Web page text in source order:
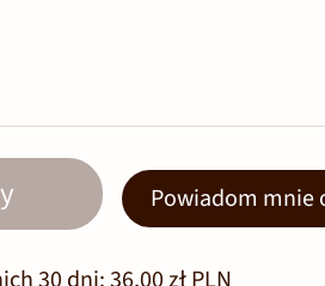
Powiadom mnie